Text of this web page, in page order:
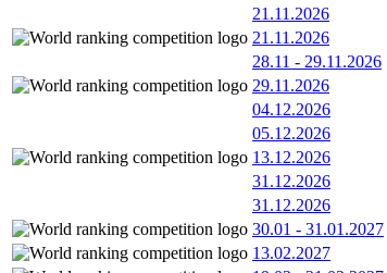
21.11.2026
21.11.2026
28.11 - 29.11.2026
29.11.2026
04.12.2026
05.12.2026
13.12.2026
31.12.2026
31.12.2026
30.01 - 31.01.2027
13.02.2027